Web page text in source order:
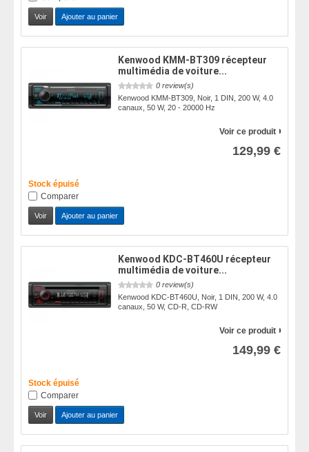
Voir Ajouter au panier
Kenwood KMM-BT309 récepteur
multimédia de voiture...
0 review(s)
Kenwood KMM-BT309, Noir, 1 DIN, 200 W, 4.0
canaux, 50 W, 20 - 20000 Hz
Voir ce produit
129,99 €
Stock épuisé
Comparer
Voir Ajouter au panier
Kenwood KDC-BT460U récepteur
multimédia de voiture...
0 review(s)
Kenwood KDC-BT460U, Noir, 1 DIN, 200 W, 4.0
canaux, 50 W, CD-R, CD-RW
Voir ce produit
149,99 €
Stock épuisé
Comparer
Voir Ajouter au panier